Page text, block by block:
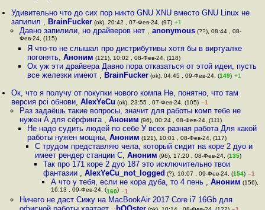
Удивительно что до сих пор никто GNU XNU вместо GNU Linux не
запилил , BrainFucker (ok), 20:42 , 07-Фев-24, (97) +1
Давно запилили, но драйверов нет , anonymous(??), 08:44 , 08-
Фев-24, (115)
Я что-то не слышал про дистрибутивы хотя бы в виртуалке
погонять, Аноним (121), 10:02 , 08-Фев-24, (118)
Ох уж эти драйвера Давно пора отказаться от этой идеи, пусть
все железки имеют , BrainFucker(ok), 04:45 , 09-Фев-24, (149) +1
Ок, что я получу от покупки нового компа Не, понятно, что там
версия pci обнови,AlexYeCu (ok), 23:55 , 07-Фев-24, (105) –1
Раз задаёшь такие вопросы, значит для работы комп тебе не
нужен А для сёрфинга , Аноним (96), 00:24 , 08-Фев-24, (111)
Не надо судить людей по себе У всех разная работа Для какой
работы нужен мощны, Аноним (121), 10:01 , 08-Фев-24, (117)
С трудом представляю чела, который сидит на коре 2 дуо и
имеет рендер станции С,Аноним (96), 17:20 , 08-Фев-24, (135)
Так про 171 коре 2 дуо 187 это исключительно твои
фантазии , AlexYeCu_not_logged (?), 10:07 , 09-Фев-24, (154) –1
А что у тебя, если не кора дуба, то 4 пень , Аноним (156),
16:13 , 09-Фев-24, (160) –1
Ничего не даст Сижу на MacBookAir 2017 Core i7 16Gb для